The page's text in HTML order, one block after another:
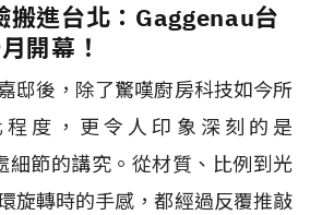
搬進台北：Gaggenau台
開幕！
邸後，除了驚嘆廚房科技如今所
度，更令人印象深刻的是
細節的講究。從材質、比例到光
旋轉時的手感，都經過反覆推敲